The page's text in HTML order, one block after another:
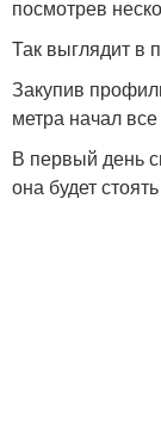
посмотрев
Так выглядит в
Закупив
метра начал
В первый день
она будет